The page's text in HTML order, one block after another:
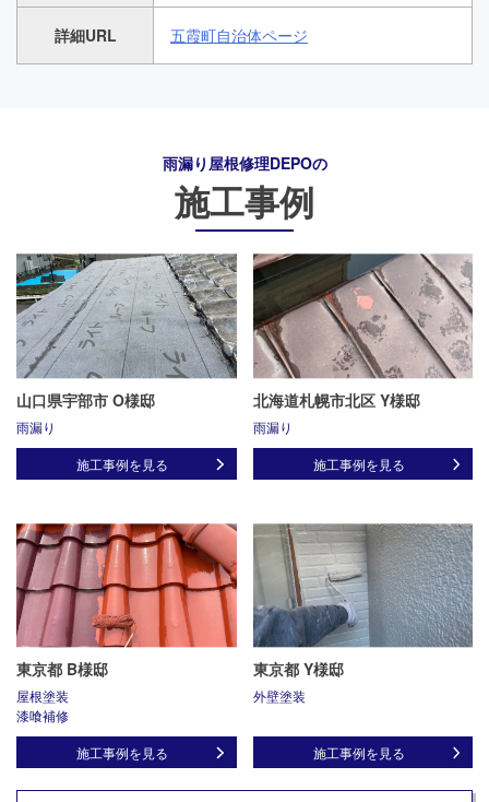
詳細URL 五霞町自治体ページ
雨漏り屋根修理DEPOの
施工事例
山口県宇部市 O様邸
雨漏り
施工事例を見る
北海道札幌市北区 Y様邸
雨漏り
施工事例を見る
東京都 B様邸
屋根塗装
漆喰補修
施工事例を見る
東京都 Y様邸
外壁塗装
施工事例を見る